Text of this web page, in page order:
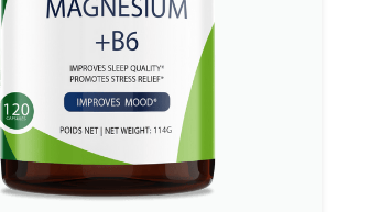
Stöd för mental klarhet
Hjälp för stresshantering
Stärkning av benhälsa
Kolla in det